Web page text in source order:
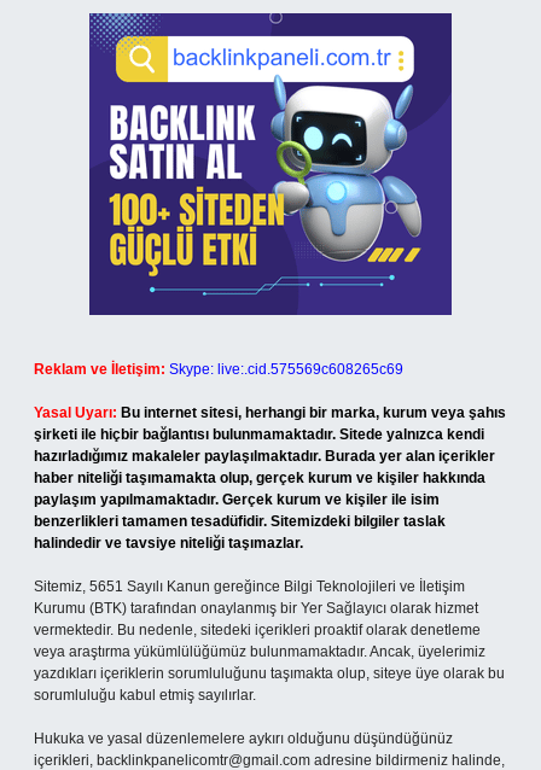
Reklam ve İletişim: Skype: live:.cid.575569c608265c69
Yasal Uyarı: Bu internet sitesi, herhangi bir marka, kurum veya şahıs
şirketi ile hiçbir bağlantısı bulunmamaktadır. Sitede yalnızca kendi
hazırladığımız makaleler paylaşılmaktadır. Burada yer alan içerikler
haber niteliği taşımamakta olup, gerçek kurum ve kişiler hakkında
paylaşım yapılmamaktadır. Gerçek kurum ve kişiler ile isim
benzerlikleri tamamen tesadüfidir. Sitemizdeki bilgiler taslak
halindedir ve tavsiye niteliği taşımazlar.
Sitemiz, 5651 Sayılı Kanun gereğince Bilgi Teknolojileri ve İletişim
Kurumu (BTK) tarafından onaylanmış bir Yer Sağlayıcı olarak hizmet
vermektedir. Bu nedenle, sitedeki içerikleri proaktif olarak denetleme
veya araştırma yükümlülüğümüz bulunmamaktadır. Ancak, üyelerimiz
yazdıkları içeriklerin sorumluluğunu taşımakta olup, siteye üye olarak bu
sorumluluğu kabul etmiş sayılırlar.
Hukuka ve yasal düzenlemelere aykırı olduğunu düşündüğünüz
içerikleri, backlinkpanelicomtr@gmail.com adresine bildirmeniz halinde,